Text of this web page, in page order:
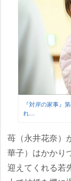
『対岸の家事』
れ…
苺（永井花奈）
華子）はかかり
迎えてくれる若